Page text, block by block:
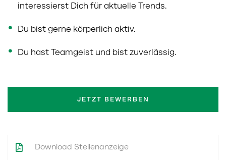
interessierst Dich für aktuelle Trends.
Du bist gerne körperlich aktiv.
Du hast Teamgeist und bist zuverlässig.
JETZT BEWERBEN
Download Stellenanzeige